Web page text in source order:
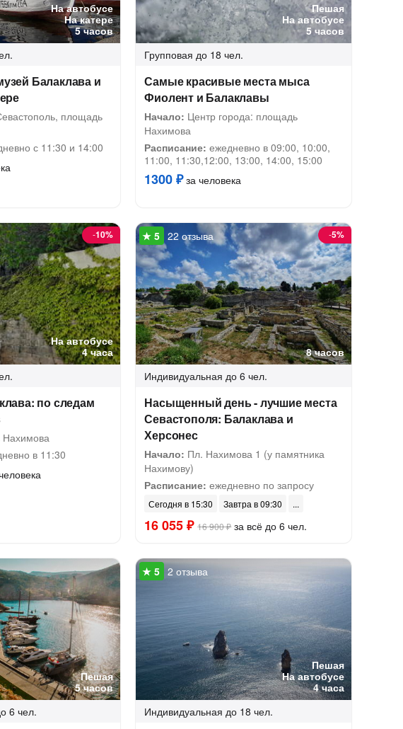
На автобусе
На катере
5 часов
Балаклава и
площадь
с 11:30 и 14:00
Пешая
На автобусе
5 часов
Групповая до 18 чел.
Самые красивые места мыса
Фиолент и Балаклавы
Начало: Центр города: площадь
Нахимова
Расписание: ежедневно в 09:00, 10:00,
11:00, 11:30,12:00, 13:00, 14:00, 15:00
1300 ₽за человека
На автобусе
4 часа
-10%
по следам
в 11:30
8 часов
-5%
22 отзыва
Индивидуальная до 6 чел.
Насыщенный день - лучшие места
Севастополя: Балаклава и
Херсонес
Начало: Пл. Нахимова 1 (у памятника
Нахимову)
Расписание: ежедневно по запросу
Сегодня в 15:30 Завтра в 09:30
16 055 ₽ 16 900 ₽за всё до 6 чел.
Пешая
5 часов
6 чел.
Пешая
На автобусе
4 часа
2 отзыва
Индивидуальная до 18 чел.